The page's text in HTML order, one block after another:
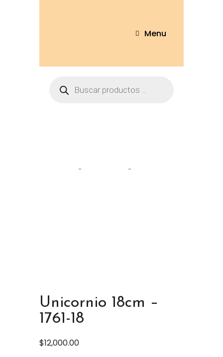
Menu
Unicornio 18cm –
1761-18
$12,000.00